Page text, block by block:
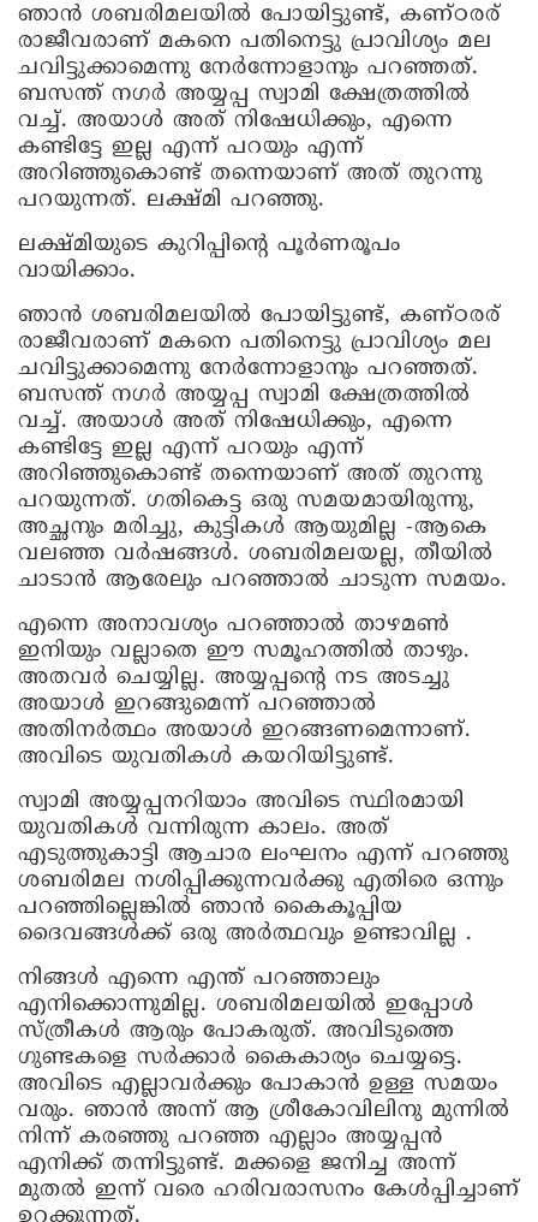
ഞാന്‍ ശബരിമലയില്‍ പോയിട്ടുണ്ട്, കണ്ഠരര്
രാജീവരാണ് മകനെ പതിനെട്ടു പ്രാവിശ്യം മല
ചവിട്ടുക്കാമെന്നു നേര്‍ന്നോളാനും പറഞ്ഞത്.
ബസന്ത് നഗര്‍ അയ്യപ്പ സ്വാമി ക്ഷേത്രത്തില്‍
വച്ച്. അയാള്‍ അത് നിഷേധിക്കും, എന്നെ
കണ്ടിട്ടേ ഇല്ല എന്ന് പറയും എന്ന്
അറിഞ്ഞുകൊണ്ട് തന്നെയാണ് അത് തുറന്നു
പറയുന്നത്. ലക്ഷ്മി പറഞ്ഞു.
ലക്ഷ്മിയുടെ കുറിപ്പിന്റെ പൂര്‍ണരൂപം
വായിക്കാം.
ഞാന്‍ ശബരിമലയില്‍ പോയിട്ടുണ്ട്, കണ്ഠരര്
രാജീവരാണ് മകനെ പതിനെട്ടു പ്രാവിശ്യം മല
ചവിട്ടുക്കാമെന്നു നേര്‍ന്നോളാനും പറഞ്ഞത്.
ബസന്ത് നഗര്‍ അയ്യപ്പ സ്വാമി ക്ഷേത്രത്തില്‍
വച്ച്. അയാള്‍ അത് നിഷേധിക്കും, എന്നെ
കണ്ടിട്ടേ ഇല്ല എന്ന് പറയും എന്ന്
അറിഞ്ഞുകൊണ്ട് തന്നെയാണ് അത് തുറന്നു
പറയുന്നത്. ഗതികെട്ട ഒരു സമയമായിരുന്നു,
അച്ഛനും മരിച്ചു, കുട്ടികള്‍ ആയുമില്ല -ആകെ
വലഞ്ഞ വര്‍ഷങ്ങള്‍. ശബരിമലയല്ല, തീയില്‍
ചാടാന്‍ ആരേലും പറഞ്ഞാല്‍ ചാടുന്ന സമയം.
എന്നെ അനാവശ്യം പറഞ്ഞാല്‍ താഴമണ്‍
ഇനിയും വല്ലാതെ ഈ സമൂഹത്തില്‍ താഴും.
അതവര്‍ ചെയ്യില്ല. അയ്യപ്പന്റെ നട അടച്ചു
അയാള്‍ ഇറങ്ങുമെന്ന് പറഞ്ഞാല്‍
അതിനര്‍ത്ഥം അയാള്‍ ഇറങ്ങണമെന്നാണ്.
അവിടെ യുവതികള്‍ കയറിയിട്ടുണ്ട്.
സ്വാമി അയ്യപ്പനറിയാം അവിടെ സ്ഥിരമായി
യുവതികള്‍ വന്നിരുന്ന കാലം. അത്
എടുത്തുകാട്ടി ആചാര ലംഘനം എന്ന് പറഞ്ഞു
ശബരിമല നശിപ്പിക്കുന്നവര്‍ക്കു എതിരെ ഒന്നും
പറഞ്ഞില്ലെങ്കില്‍ ഞാന്‍ കൈകൂപ്പിയ
ദൈവങ്ങള്‍ക്ക് ഒരു അര്‍ത്ഥവും ഉണ്ടാവില്ല .
നിങ്ങള്‍ എന്നെ എന്ത് പറഞ്ഞാലും
എനിക്കൊന്നുമില്ല. ശബരിമലയില്‍ ഇപ്പോള്‍
സ്ത്രീകള്‍ ആരും പോകരുത്. അവിടുത്തെ
ഗുണ്ടകളെ സര്‍ക്കാര്‍ കൈകാര്യം ചെയ്യട്ടെ.
അവിടെ എല്ലാവര്‍ക്കും പോകാന്‍ ഉള്ള സമയം
വരും. ഞാന്‍ അന്ന് ആ ശ്രീകോവിലിനു മുന്നില്‍
നിന്ന് കരഞ്ഞു പറഞ്ഞ എല്ലാം അയ്യപ്പന്‍
എനിക്ക് തന്നിട്ടുണ്ട്. മക്കളെ ജനിച്ച അന്ന്
മുതല്‍ ഇന്ന് വരെ ഹരിവരാസനം കേള്‍പ്പിച്ചാണ്